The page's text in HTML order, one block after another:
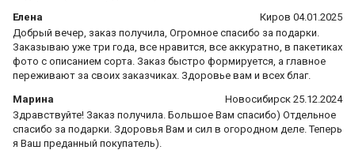
Елена
Киров 04.01.2025
Добрый вечер, заказ получила, Огромное спасибо за подарки.
Заказываю уже три года, все нравится, все аккуратно, в пакетиках
фото с описанием сорта. Заказ быстро формируется, а главное
переживают за своих заказчиках. Здоровье вам и всех благ.
Марина
Новосибирск 25.12.2024
Здравствуйте! Заказ получила. Большое Вам спасибо) Отдельное
спасибо за подарки. Здоровья Вам и сил в огородном деле. Теперь
я Ваш преданный покупатель).